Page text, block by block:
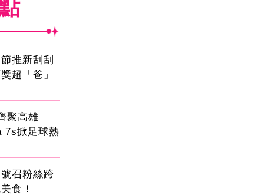
推新刮刮
超「爸」
聚高雄
7s掀足球熱
召粉絲跨
食！